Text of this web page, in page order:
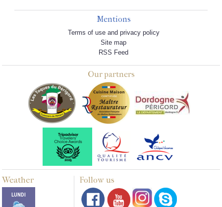
Mentions
Terms of use and privacy policy
Site map
RSS Feed
Our partners
Weather Follow us